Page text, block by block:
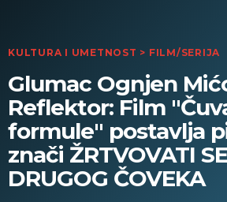
KULTURA I UMETNOST > FILM/SERIJA
Glumac Ognjen
Reflektor: Film
formule" postavlja
znači ŽRTVOVATI
DRUGOG ČOVEKA